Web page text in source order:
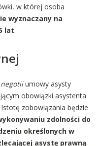
w której osoba
wyznaczany na
lat.
umowy asysty
obowiązki asystenta
zobowiązania będzie
zdolności do
określonych w
asystę prawną.